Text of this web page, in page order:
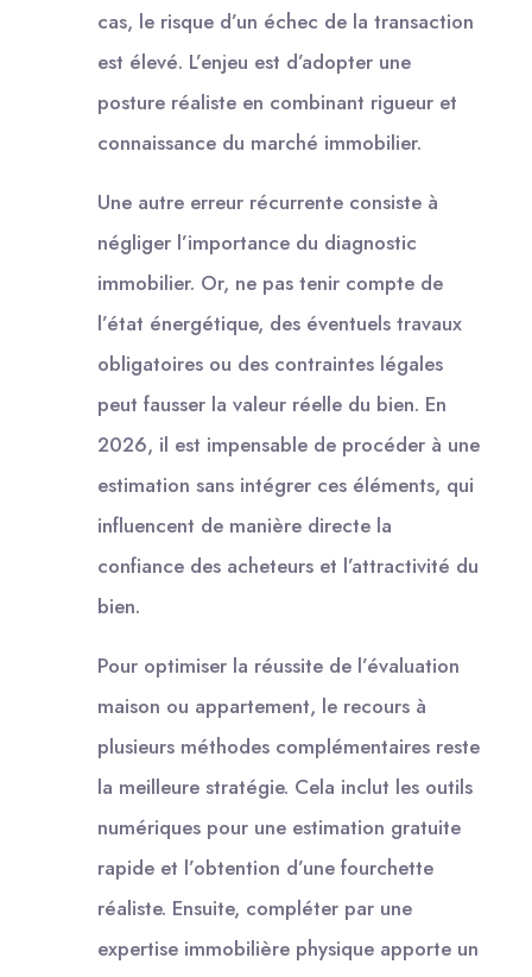
cas, le risque d’un échec de la transaction
est élevé. L’enjeu est d’adopter une
posture réaliste en combinant rigueur et
connaissance du marché immobilier.
Une autre erreur récurrente consiste à
négliger l’importance du diagnostic
immobilier. Or, ne pas tenir compte de
l’état énergétique, des éventuels travaux
obligatoires ou des contraintes légales
peut fausser la valeur réelle du bien. En
2026, il est impensable de procéder à une
estimation sans intégrer ces éléments, qui
influencent de manière directe la
confiance des acheteurs et l’attractivité du
bien.
Pour optimiser la réussite de l’évaluation
maison ou appartement, le recours à
plusieurs méthodes complémentaires reste
la meilleure stratégie. Cela inclut les outils
numériques pour une estimation gratuite
rapide et l’obtention d’une fourchette
réaliste. Ensuite, compléter par une
expertise immobilière physique apporte un